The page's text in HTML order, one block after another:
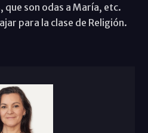
son odas a María, etc.
para la clase de Religión.